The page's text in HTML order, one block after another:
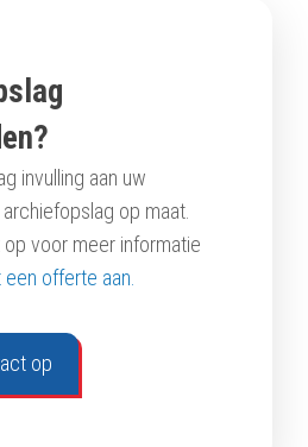
invulling aan uw
op maat.
voor meer informatie
offerte aan.
op